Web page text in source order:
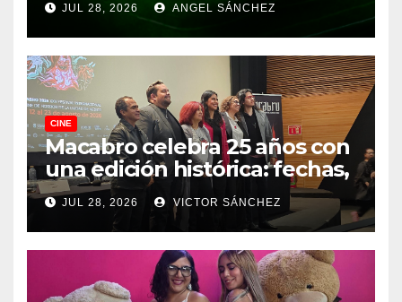
JUL 28, 2026 ANGEL SÁNCHEZ
CINE
Macabro celebra 25 años con
una edición histórica: fechas,
sedes, invitados y todo lo que
debes saber
JUL 28, 2026 VICTOR SÁNCHEZ